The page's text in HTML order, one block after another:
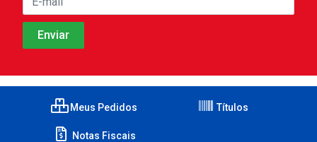
Meus Pedidos Títulos
Notas Fiscais